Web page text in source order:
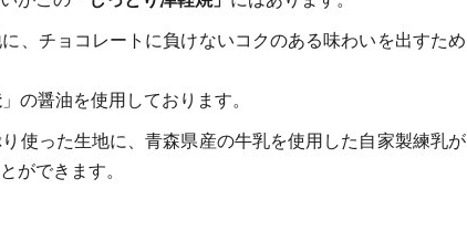
、チョコレートに負けないコクのある味わいを出すため
」の醤油を使用しております。
使った生地に、青森県産の牛乳を使用した自家製練乳が
ができます。